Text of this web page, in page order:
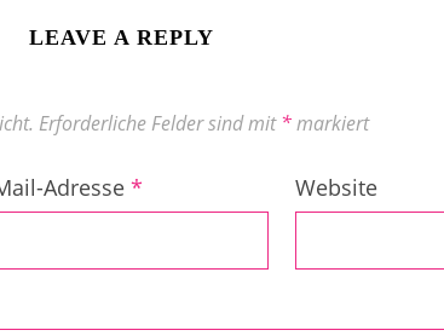
LEAVE A REPLY
Erforderliche Felder sind mit*markiert
Adresse * Website